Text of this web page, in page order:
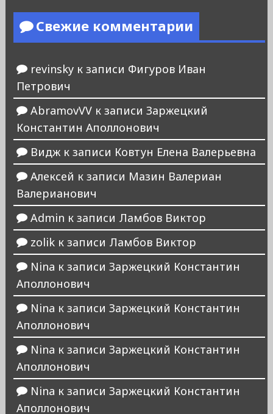
Свежие комментарии
revinskyк записи Фигуров Иван
Петрович
AbramovVVк записи Заржецкий
Константин Аполлонович
Виджк записи Ковтун Елена Валерьевна
Алексей к записи Мазин Валериан
Валерианович
Admin к записи Ламбов Виктор
zolikк записи Ламбов Виктор
Nina к записи Заржецкий Константин
Аполлонович
Nina к записи Заржецкий Константин
Аполлонович
Nina к записи Заржецкий Константин
Аполлонович
Nina к записи Заржецкий Константин
Аполлонович